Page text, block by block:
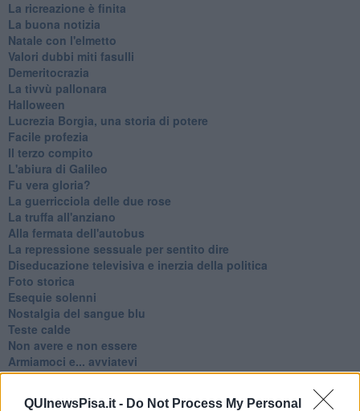
QUInewsPisa.it - Do Not Process My Personal
La ricreazione è finita
La buona notizia
Natale con l'elmetto
Valori dubbi miti fasulli
Demeritocrazia
La tivvù pallonara
Halloween
​Lucrezia Borgia, una storia di potere
Facile profezia
Il terzo compito
L'abiura di Galileo
Fu vera gloria?
La guerricciola delle due rose
La truffa all'anziano
Alla fermata dell'autobus
La repressione sessuale per sentito dire
Diseducazione televisiva e inerzia della politica
Foto storica
Esequie solenni
Nostalgia del sangue blu
Teste calde
Non avere e non essere
Armiamoci e... avviatevi
Da Capodanno a Carnevale